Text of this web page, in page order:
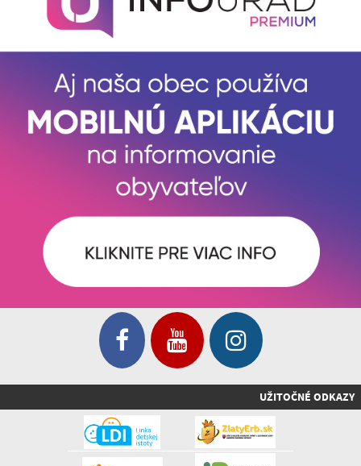
UŽITOČNÉ ODKAZY